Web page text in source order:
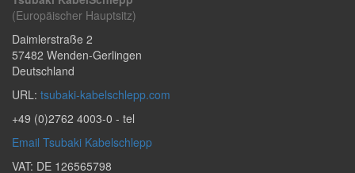
(Europäischer Hauptsitz)
Daimlerstraße 2
57482 Wenden-Gerlingen
Deutschland
URL: tsubaki-kabelschlepp.com
+49 (0)2762 4003-0 - tel
Email Tsubaki Kabelschlepp
VAT: DE 126565798